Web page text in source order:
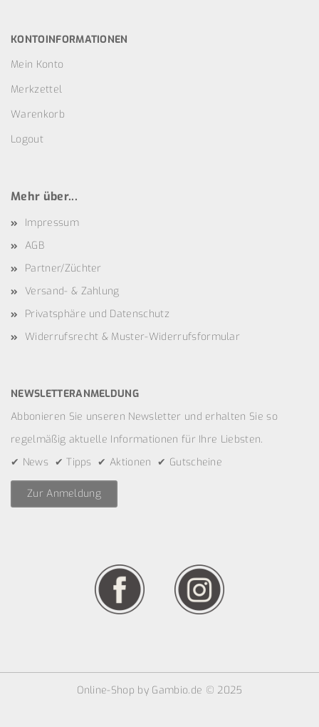
KONTOINFORMATIONEN
Mein Konto
Merkzettel
Warenkorb
Logout
Mehr über...
Impressum
AGB
Partner/Züchter
Versand- & Zahlung
Privatsphäre und Datenschutz
Widerrufsrecht & Muster-Widerrufsformular
NEWSLETTERANMELDUNG
Abbonieren Sie unseren Newsletter und erhalten Sie so
regelmäßig aktuelle Informationen für Ihre Liebsten.
✔ News ✔ Tipps ✔ Aktionen ✔ Gutscheine
Zur Anmeldung
Online-Shop by Gambio.de © 2025